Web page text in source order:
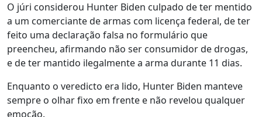
O júri considerou Hunter Biden culpado de ter mentido
a um comerciante de armas com licença federal, de ter
feito uma declaração falsa no formulário que
preencheu, afirmando não ser consumidor de drogas,
e de ter mantido ilegalmente a arma durante 11 dias.
Enquanto o veredicto era lido, Hunter Biden manteve
sempre o olhar fixo em frente e não revelou qualquer
emoção.